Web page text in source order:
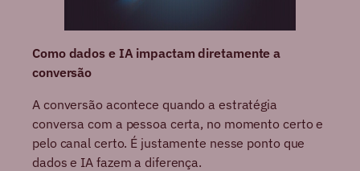
Como dados e IA impactam diretamente a
conversão
A conversão acontece quando a estratégia
conversa com a pessoa certa, no momento certo e
pelo canal certo. É justamente nesse ponto que
dados e IA fazem a diferença.